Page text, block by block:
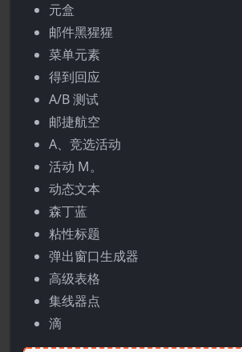
元盒
邮件黑猩猩
菜单元素
得到回应
A/B 测试
邮捷航空
A、竞选活动
活动 M。
动态文本
森丁蓝
粘性标题
弹出窗口生成器
高级表格
集线器点
滴